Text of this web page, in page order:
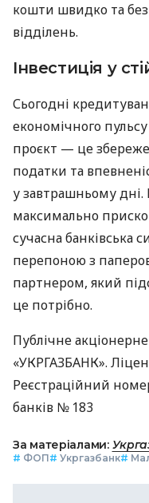
кошти швидко та без
відділень.
Інвестиція у
Сьогодні
економічного
проєкт — це
податки та
у завтрашньому
максимально
сучасна банківська
перепоною з
партнером, який
це потрібно.
Публічне
«УКРГАЗБАНК».
Реєстраційний
банків № 183
За матеріалами:
# ФОП# Укргазбанк#